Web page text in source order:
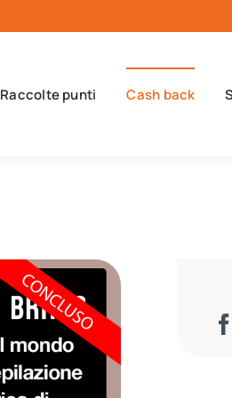
Raccolte punti Cash back